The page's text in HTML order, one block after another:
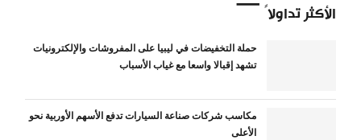
الأكثر تداولاً
حملة التخفيضات في ليبيا على المفروشات والإلكترونيات
تشهد إقبالا واسعا مع غياب الأسباب
مكاسب شركات صناعة السيارات تدفع الأسهم الأوربية نحو
الأعلى